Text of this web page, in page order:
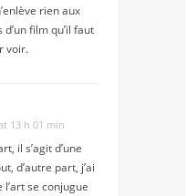
rien aux
film qu’il faut
voir.
13 h 01 min
il s’agit d’une
d’autre part, j’ai
se conjugue